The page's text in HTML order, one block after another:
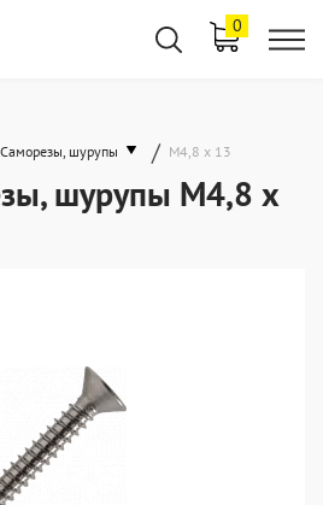
0
Саморезы, шурупы / М4,8 х 13
шурупы М4,8 х